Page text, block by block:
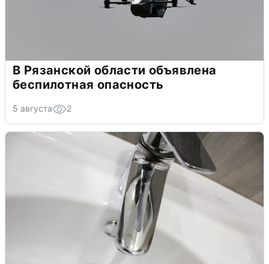
В Рязанской области объявлена
беспилотная опасность
5 августа 2